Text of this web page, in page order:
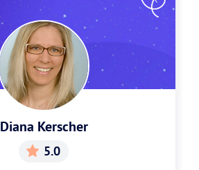
Diana Kerscher
5.0